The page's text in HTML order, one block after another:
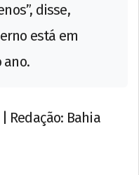
disse,
está em
ano.
Redação: Bahia